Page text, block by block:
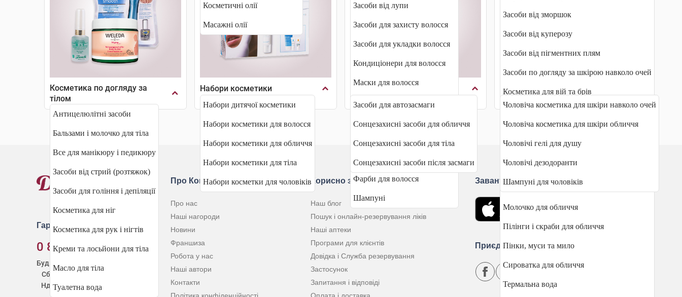
Косметичні олії
Масажні олії
Засоби від лупи
Засоби для захисту волосся
Засоби для укладки волосся
Кондиціонери для волосся
Маски для волосся
Олії для волосся
Сироватки для волосся
Спреї для волосся
Сухі шампуні
Фарби для волосся
Шампуні
Засоби від зморшок
Засоби від куперозу
Засоби від пігментних плям
Засоби по догляду за шкірою навколо очей
Косметика для вій та брів
Косметика по догляду за губами
Маски для обличчя
Масло для обличчя
Міцелярна вода
Молочко для обличчя
Пілінги і скраби для обличчя
Пінки, муси та мило
Сироватка для обличчя
Термальна вода
Косметика по догляду за
тілом
Антицелюлітні засоби
Бальзами і молочко для тіла
Все для манікюру і педикюру
Засоби від стрий (розтяжок)
Засоби для гоління і депіляції
Косметика для ніг
Косметика для рук і нігтів
Креми та лосьйони для тіла
Масло для тіла
Туалетна вода
Набори косметики
Набори дитячої косметики
Набори косметики для волосся
Набори косметики для обличчя
Набори косметики для тіла
Набори косметки для чоловіків
Сонцезахисні засоби
Засоби для автозасмаги
Сонцезахисні засоби для обличчя
Сонцезахисні засоби для тіла
Сонцезахисні засоби після засмаги
Чоловіча косметика
Чоловіча косметика для шкіри навколо очей
Чоловіча косметика для шкіри обличчя
Чоловічі гелі для душу
Чоловічі дезодоранти
Шампуні для чоловіків
Гаряча лінія
0 800 30 20 60
Будні:
Сб:
Нд:
8:00 - 21:00
10:00 - 20:00
Про Компанію
Про нас
Наші нагороди
Новини
Франшиза
Робота у нас
Наші автори
Контакти
Політика конфіденційності
Корисно знати
Наш блог
Пошук і онлайн-резервування ліків
Наші аптеки
Програми для клієнтів
Довідка і Служба резервування
Застосунок
Запитання і відповіді
Оплата і доставка
Завантажити застосунок
Приєднуйтесь